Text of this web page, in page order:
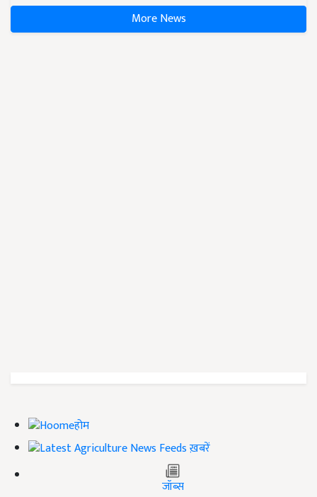
More News
होम
ख़बरें
जॉब्स